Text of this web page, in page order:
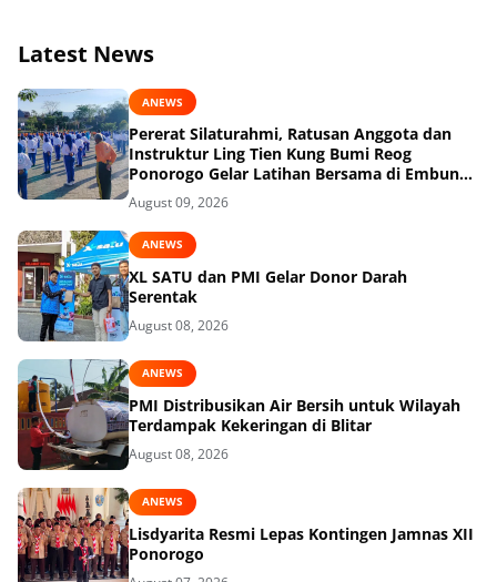
Latest News
ANEWS
Pererat Silaturahmi, Ratusan Anggota dan
Instruktur Ling Tien Kung Bumi Reog
Ponorogo Gelar Latihan Bersama di Embung
Pakel
August 09, 2026
ANEWS
XL SATU dan PMI Gelar Donor Darah
Serentak
August 08, 2026
ANEWS
PMI Distribusikan Air Bersih untuk Wilayah
Terdampak Kekeringan di Blitar
August 08, 2026
ANEWS
Lisdyarita Resmi Lepas Kontingen Jamnas XII
Ponorogo